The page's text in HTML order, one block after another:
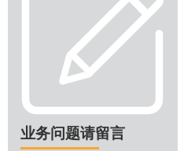
业务问题请留言